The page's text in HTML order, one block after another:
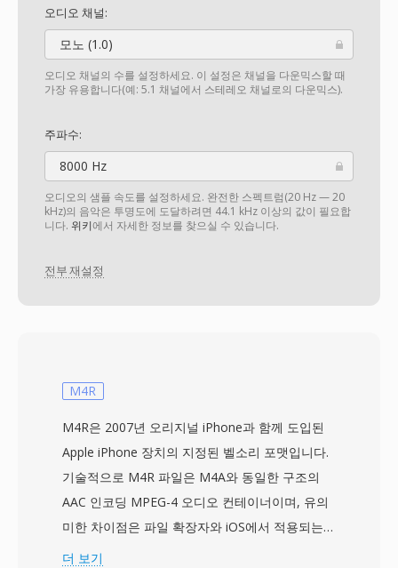
오디오 채널:
모노 (1.0)
오디오 채널의 수를 설정하세요. 이 설정은 채널을 다운믹스할 때
가장 유용합니다(예: 5.1 채널에서 스테레오 채널로의 다운믹스).
주파수:
8000 Hz
오디오의 샘플 속도를 설정하세요. 완전한 스펙트럼(20 Hz — 20
kHz)의 음악은 투명도에 도달하려면 44.1 kHz 이상의 값이 필요합
니다. 위키에서 자세한 정보를 찾으실 수 있습니다.
전부 재설정
M4R
M4R은 2007년 오리지널 iPhone과 함께 도입된
Apple iPhone 장치의 지정된 벨소리 포맷입니다.
기술적으로 M4R 파일은 M4A와 동일한 구조의
AAC 인코딩 MPEG-4 오디오 컨테이너이며, 유의
미한 차이점은 파일 확장자와 iOS에서 적용되는
약 30~40초의 길이 제한뿐입니다. Apple은 기존
더 보기